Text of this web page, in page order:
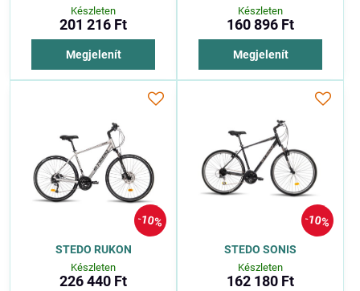
Készleten
201 216 Ft
Megjelenít
Készleten
160 896 Ft
Megjelenít
10%
STEDO RUKON
Készleten
226 440 Ft
10%
STEDO SONIS
Készleten
162 180 Ft